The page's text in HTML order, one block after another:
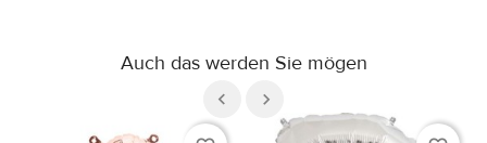
Auch das werden Sie mögen